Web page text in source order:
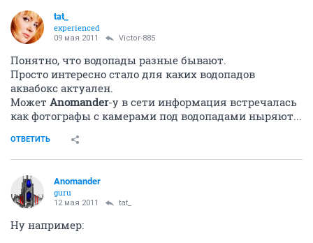
tat_
experienced
09 мая 2011 Victor-885
Понятно, что водопады разные бывают.
Просто интересно стало для каких водопадов
аквабокс актуален.
Может Anomander-у в сети информация встречалась
как фотографы с камерами под водопадами ныряют...
ОТВЕТИТЬ
Anomander
guru
12 мая 2011 tat_
Ну например: